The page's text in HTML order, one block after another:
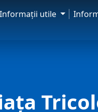
Informaţii utile